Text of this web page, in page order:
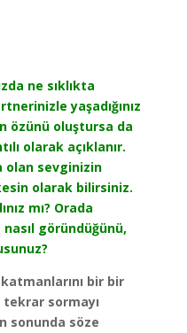
ne sıklıkta
yaşadığınız
özünü oluştursa da
olarak açıklanır.
olan sevginizin
olarak bilirsiniz.
mı? Orada
göründüğünü,
katmanlarını bir bir
sormayı
sonunda söze